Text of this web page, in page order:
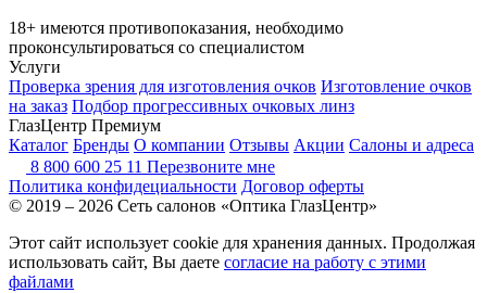
18+ имеются противопоказания, необходимо
проконсультироваться со специалистом
Услуги
Проверка зрения для изготовления очков Изготовление очков
на заказ Подбор прогрессивных очковых линз
ГлазЦентр Премиум
Каталог Бренды О компании Отзывы Акции Салоны и адреса
8 800 600 25 11 Перезвоните мне
Политика конфидециальности Договор оферты
© 2019 – 2026 Сеть салонов «Оптика ГлазЦентр»
Этот сайт использует cookie для хранения данных. Продолжая
использовать сайт, Вы даете согласие на работу с этими
файлами